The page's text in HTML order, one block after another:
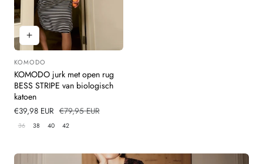
Leverancier:
KOMODO
KOMODO jurk met open rug
BESS STRIPE van biologisch
katoen
Verkoopprijs
€39,98 EUR Normale
prijs
€79,95 EUR
36 38 40 42